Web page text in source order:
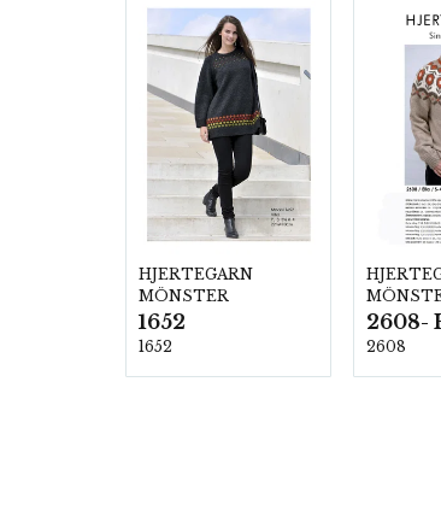
HJERTEGARN
MÖNSTER
1652
1652 2608